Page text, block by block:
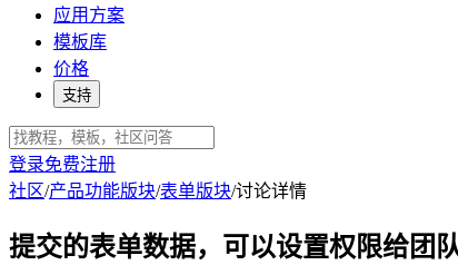
应用方案
模板库
价格
支持
登录免费注册
社区/产品功能版块/表单版块/讨论详情
提交的表单数据，可以设置权限给团